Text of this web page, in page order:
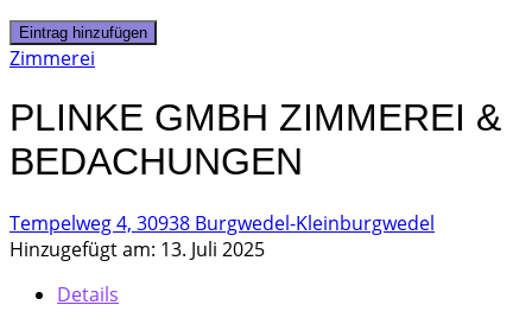
Eintrag hinzufügen
Zimmerei
PLINKE GMBH ZIMMEREI &
BEDACHUNGEN
Tempelweg 4, 30938 Burgwedel-Kleinburgwedel
Hinzugefügt am: 13. Juli 2025
Details